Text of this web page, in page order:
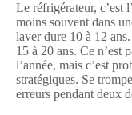
Le réfrigérateur, c’est
moins souvent dans
laver dure 10 à 12
15 à 20 ans. Ce n’est
l’année, mais c’est
stratégiques. Se
erreurs pendant deux